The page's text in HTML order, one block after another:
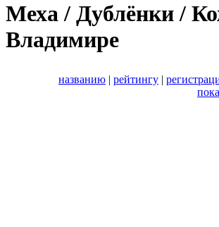
Меха / Дублёнки /
Владимире
названию | рейтингу |